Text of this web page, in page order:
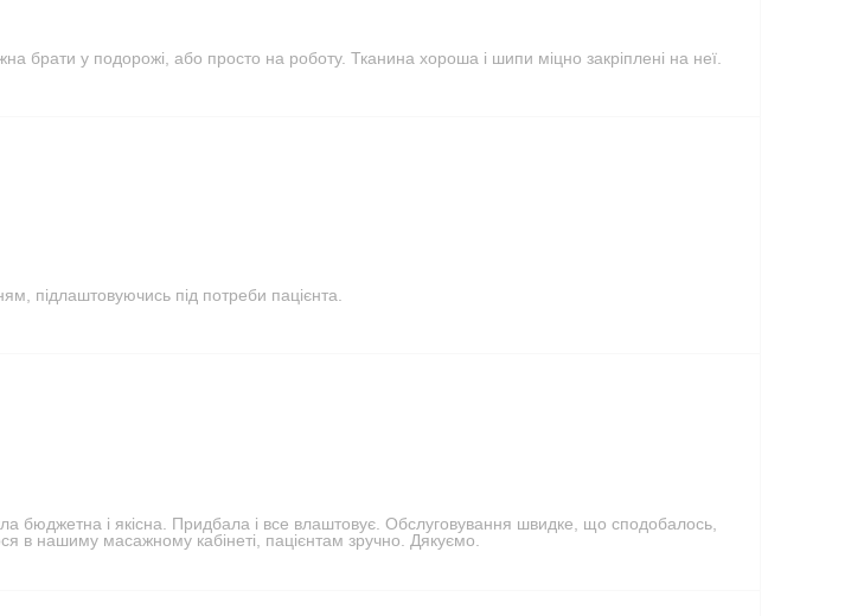
брати у подорожі, або просто на роботу. Тканина хороша і шипи міцно закріплені на неї.
підлаштовуючись під потреби пацієнта.
бюджетна і якісна. Придбала і все влаштовує. Обслуговування швидке, що сподобалось,
в нашиму масажному кабінеті, пацієнтам зручно. Дякуємо.